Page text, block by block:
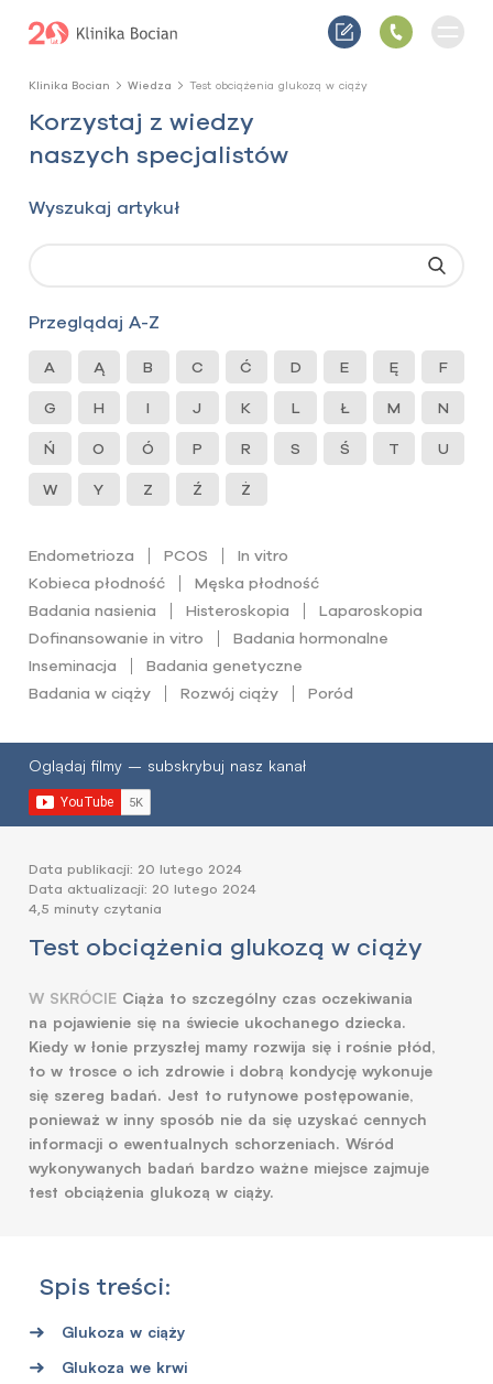
Klinika Bocian Wiedza Test obciążenia glukozą w ciąży
Korzystaj z wiedzy
naszych specjalistów
Wyszukaj artykuł
Przeglądaj A-Z
A Ą B C Ć D E Ę F
G H I J K L Ł M N
Ń O Ó P R S Ś T U
W Y Z Ź Ż
Endometrioza PCOS
In vitro
Kobieca płodność
Męska płodność
Badania nasienia
Histeroskopia
Laparoskopia
Dofinansowanie in vitro
Badania hormonalne
Inseminacja
Badania genetyczne
Badania w ciąży
Rozwój ciąży Poród
Oglądaj filmy – subskrybuj nasz kanał
Data publikacji: 20 lutego 2024
Data aktualizacji: 20 lutego 2024
4,5 minuty czytania
Test obciążenia glukozą w ciąży
W SKRÓCIE Ciąża to szczególny czas oczekiwania
na pojawienie się na świecie ukochanego dziecka.
Kiedy w łonie przyszłej mamy rozwija się i rośnie płód,
to w trosce o ich zdrowie i dobrą kondycję wykonuje
się szereg badań. Jest to rutynowe postępowanie,
ponieważ w inny sposób nie da się uzyskać cennych
informacji o ewentualnych schorzeniach. Wśród
wykonywanych badań bardzo ważne miejsce zajmuje
test obciążenia glukozą w ciąży.
Spis treści:
Glukoza w ciąży
Glukoza we krwi